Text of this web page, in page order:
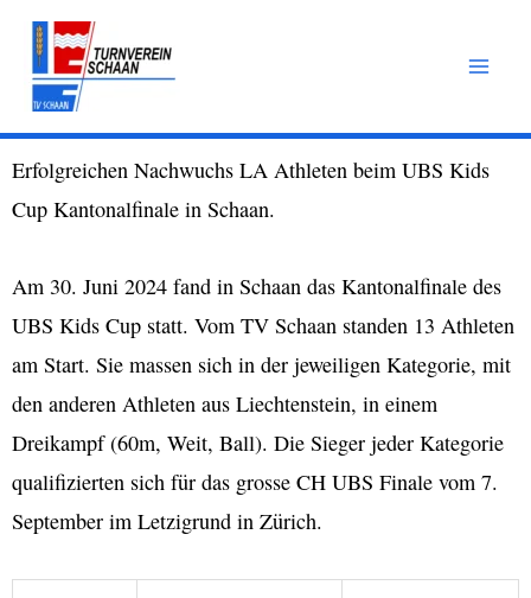
Zum
Inhalt
springen
Erfolgreichen Nachwuchs LA Athleten beim UBS Kids
Cup Kantonalfinale in Schaan.
Am 30. Juni 2024 fand in Schaan das Kantonalfinale des
UBS Kids Cup statt. Vom TV Schaan standen 13 Athleten
am Start. Sie massen sich in der jeweiligen Kategorie, mit
den anderen Athleten aus Liechtenstein, in einem
Dreikampf (60m, Weit, Ball). Die Sieger jeder Kategorie
qualifizierten sich für das grosse CH UBS Finale vom 7.
September im Letzigrund in Zürich.